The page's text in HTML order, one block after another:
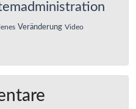
Veränderung Video